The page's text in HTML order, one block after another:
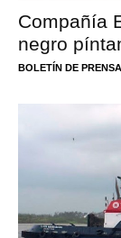
Compañía
negro
BOLETÍN DE PRENSA